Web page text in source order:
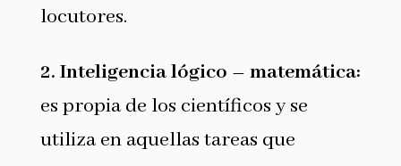
locutores.
2. Inteligencia lógico – matemática:
es propia de los científicos y se
utiliza en aquellas tareas que